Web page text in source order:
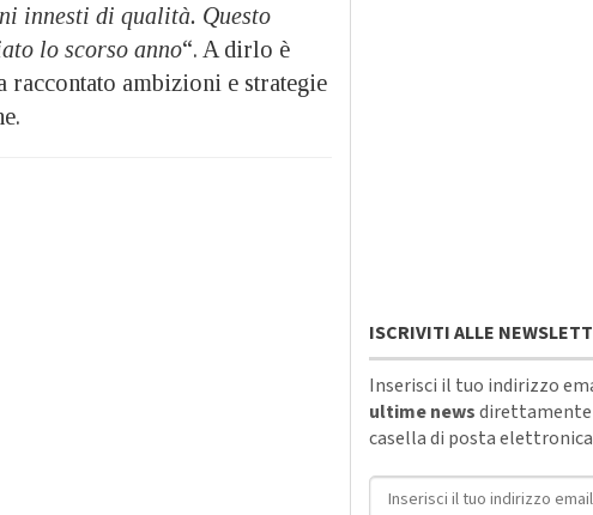
innesti di qualità. Questo
lo scorso anno“. A dirlo è
ambizioni e strategie
ISCRIVITI ALLE
Inserisci il tuo indirizzo
ultime news
casella di posta
Indirizzo email